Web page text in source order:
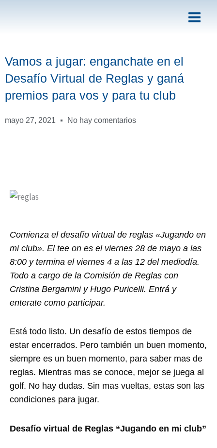
Vamos a jugar: enganchate en el
Desafío Virtual de Reglas y ganá
premios para vos y para tu club
mayo 27, 2021 No hay comentarios
Comienza el desafío virtual de reglas «Jugando en
mi club». El tee on es el viernes 28 de mayo a las
8:00 y termina el viernes 4 a las 12 del mediodía.
Todo a cargo de la Comisión de Reglas con
Cristina Bergamini y Hugo Puricelli. Entrá y
enterate como participar.
Está todo listo. Un desafío de estos tiempos de
estar encerrados. Pero también un buen momento,
siempre es un buen momento, para saber mas de
reglas. Mientras mas se conoce, mejor se juega al
golf. No hay dudas. Sin mas vueltas, estas son las
condiciones para jugar.
Desafío virtual de Reglas “Jugando en mi club”